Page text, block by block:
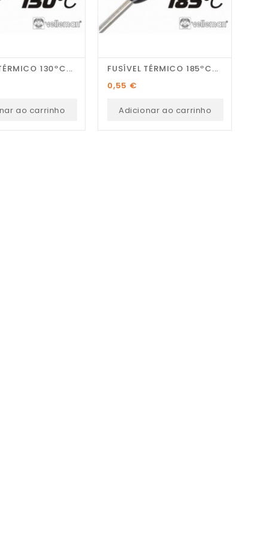
130ºC...
ao carrinho
FUSÍVEL TÉRMICO 185ºC...
Preço
0,55 €
Adicionar ao carrinho